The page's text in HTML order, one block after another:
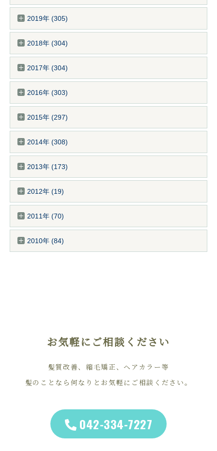
2019年 (305)
2018年 (304)
2017年 (304)
2016年 (303)
2015年 (297)
2014年 (308)
2013年 (173)
2012年 (19)
2011年 (70)
2010年 (84)
お気軽にご相談ください
髪質改善、縮毛矯正、ヘアカラー等
髪のことなら何なりとお気軽にご相談ください。
042-334-7227